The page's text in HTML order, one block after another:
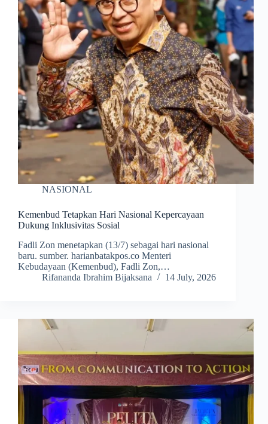
NASIONAL
Kemenbud Tetapkan Hari Nasional Kepercayaan
Dukung Inklusivitas Sosial
Fadli Zon menetapkan (13/7) sebagai hari nasional
baru. sumber. harianbatakpos.co Menteri
Kebudayaan (Kemenbud), Fadli Zon,…
Rifananda Ibrahim Bijaksana
14 July, 2026